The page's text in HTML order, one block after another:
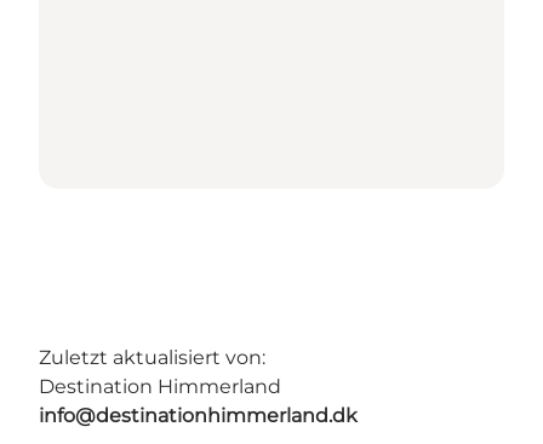
Zuletzt aktualisiert von:
Destination Himmerland
info@destinationhimmerland.dk